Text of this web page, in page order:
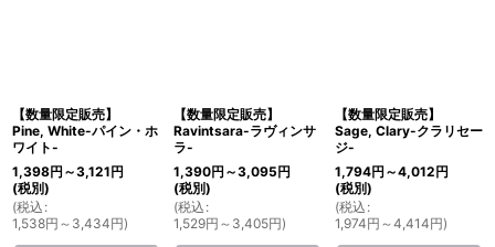
【数量限定販売】
Pine, White-パイン・ホ
ワイト-
1,398円 ～3,121円
(税別)
(税込 :
1,538円 ～3,434円)
【数量限定販売】
Ravintsara-ラヴィンサ
ラ-
1,390円 ～3,095円
(税別)
(税込 :
1,529円 ～3,405円)
【数量限定販売】
Sage, Clary-クラリセー
ジ-
1,794円 ～4,012円
(税別)
(税込 :
1,974円 ～4,414円)